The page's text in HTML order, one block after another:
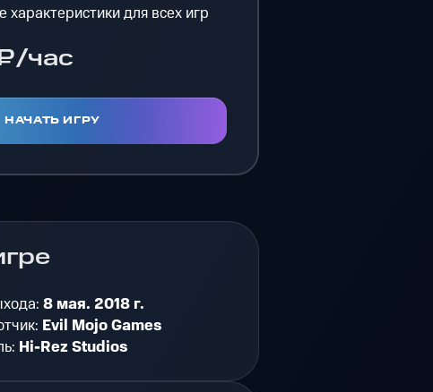
характеристики для всех игр
час
НАЧАТЬ ИГРУ
8 мая. 2018 г.
Evil Mojo Games
Hi-Rez Studios